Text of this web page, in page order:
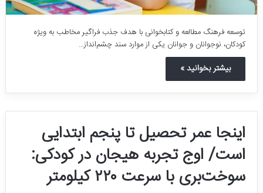
توسعه فرهنگ مطالعه و کتابخوانی با هدف جذب فراگیر مخاطب به ویژه
کودکان، نوجوانان و جوانان یکی از موارد سند چشم‌انداز…
بیشتر بخوانید »
اینجا عمر تحصیل تا پنجم ابتدایی
است/ اوج تجربه هیجان در کودکی:
سوخت‌بری با سرعت ۲۲۰ کیلومتر